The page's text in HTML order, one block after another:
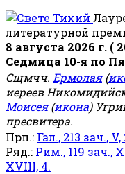
литературной
8 августа 2026 г. (
Седмица 10-я по
Сщмчч. Ермолая(
иереев
Моисея(икона)
пресвитера.
Прп.: Гал., 213 зач.,
Ряд.: Рим., 119 зач.,
XVIII, 4.